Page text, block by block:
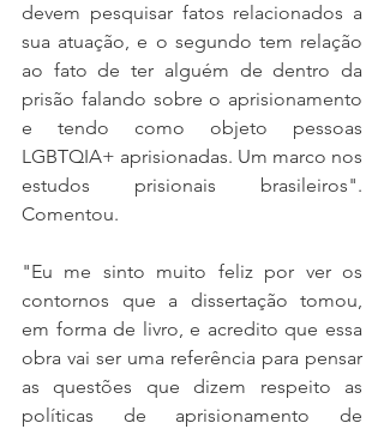
devem pesquisar fatos relacionados a
sua atuação, e o segundo tem relação
ao fato de ter alguém de dentro da
prisão falando sobre o aprisionamento
e tendo como objeto pessoas
LGBTQIA+ aprisionadas. Um marco nos
estudos prisionais brasileiros".
Comentou.
"Eu me sinto muito feliz por ver os
contornos que a dissertação tomou,
em forma de livro, e acredito que essa
obra vai ser uma referência para pensar
as questões que dizem respeito as
políticas de aprisionamento de